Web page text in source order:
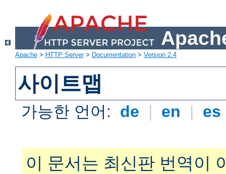
Apache > HTTP Server> Documentation > Version 2.4
사이트맵
가능한 언어: de | en | es
이 문서는 최신판 번역이